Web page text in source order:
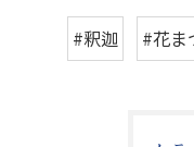
#釈迦 #花ま